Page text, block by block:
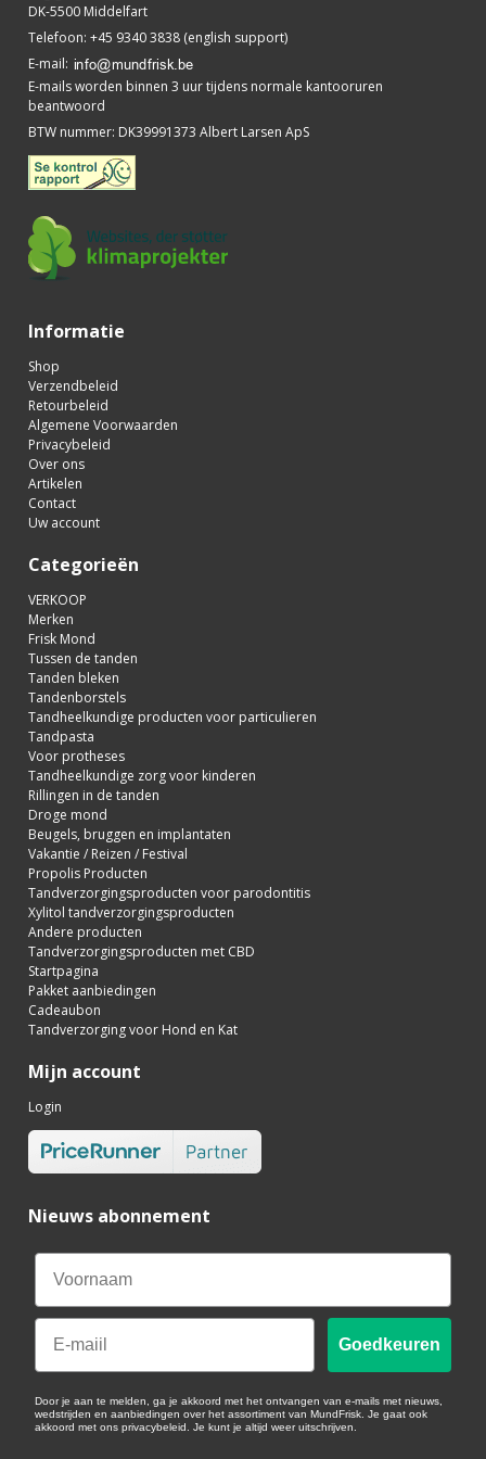
DK-5500 Middelfart
Telefoon: +45 9340 3838 (english support)
E-mail:
E-mails worden binnen 3 uur tijdens normale kantooruren
beantwoord
BTW nummer: DK39991373 Albert Larsen ApS
Informatie
Shop
Verzendbeleid
Retourbeleid
Algemene Voorwaarden
Privacybeleid
Over ons
Artikelen
Contact
Uw account
Categorieën
VERKOOP
Merken
Frisk Mond
Tussen de tanden
Tanden bleken
Tandenborstels
Tandheelkundige producten voor particulieren
Tandpasta
Voor protheses
Tandheelkundige zorg voor kinderen
Rillingen in de tanden
Droge mond
Beugels, bruggen en implantaten
Vakantie / Reizen / Festival
Propolis Producten
Tandverzorgingsproducten voor parodontitis
Xylitol tandverzorgingsproducten
Andere producten
Tandverzorgingsproducten met CBD
Startpagina
Pakket aanbiedingen
Cadeaubon
Tandverzorging voor Hond en Kat
Mijn account
Login
Nieuws abonnement
Email
Goedkeuren
Door je aan te melden, ga je akkoord met het ontvangen van e-mails met nieuws,
wedstrijden en aanbiedingen over het assortiment van MundFrisk. Je gaat ook
akkoord met ons privacybeleid. Je kunt je altijd weer uitschrijven.